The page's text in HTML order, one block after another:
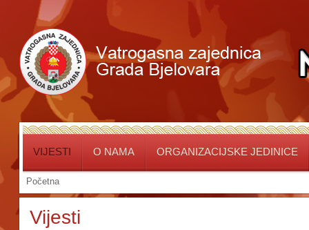
VIJESTI O NAMA ORGANIZACIJSKE JEDINICE
Početna
Vijesti